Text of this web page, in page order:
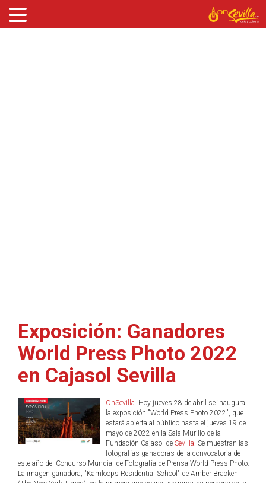
Exposición: Ganadores
World Press Photo 2022
en Cajasol Sevilla
OnSevilla. Hoy jueves 28 de abril se inaugura
la exposición "World Press Photo 2022", que
estará abierta al público hasta el jueves 19 de
mayo de 2022 en la Sala Murillo de la
Fundación Cajasol de Sevilla. Se muestran las
fotografías ganadoras de la convocatoria de
este año del Concurso Mundial de Fotografía de Prensa World Press Photo.
La imagen ganadora, "Kamloops Residential School" de Amber Bracken